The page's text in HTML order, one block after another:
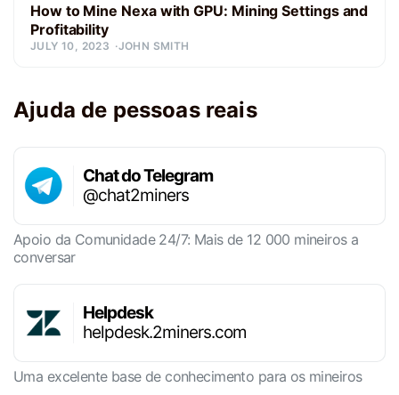
How to Mine Nexa with GPU: Mining Settings and
Profitability
JULY 10, 2023 JOHN SMITH
Ajuda de pessoas reais
Chat do Telegram
@chat2miners
Apoio da Comunidade 24/7: Mais de 12 000 mineiros a
conversar
Helpdesk
helpdesk.2miners.com
Uma excelente base de conhecimento para os mineiros